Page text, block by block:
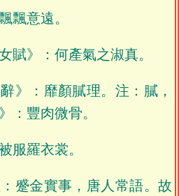
飄意遠。
賦》：何產氣之淑真。
辭》：靡顏膩理。注：膩，
：豐肉微骨。
服羅衣裳。
蹙金實事，唐人常語。故